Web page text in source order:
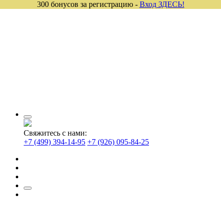
Свяжитесь с нами:
+7 (499) 394-14-95 +7 (926) 095-84-25
300 бонусов за регистрацию - Вход ЗДЕСЬ!